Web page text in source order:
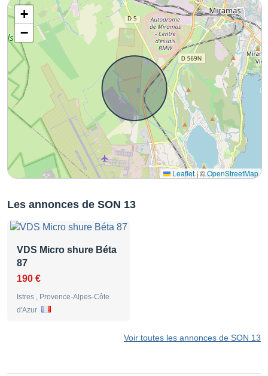
+
−
Leaflet |©OpenStreetMap
Les annonces de SON 13
VDS Micro shure Béta
87
190 €
Istres , Provence-Alpes-Côte
d'Azur
Voir toutes les annonces de SON 13